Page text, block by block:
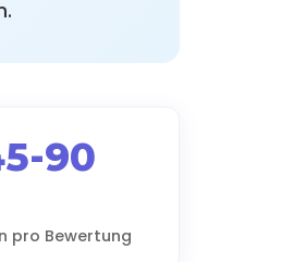
90
pro Bewertung